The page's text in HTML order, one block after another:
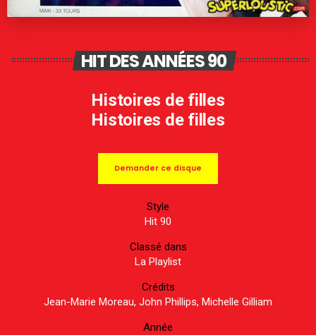
HIT DES ANNÉES 90
Histoires de filles
Histoires de filles
Demander ce disque
Style
Hit 90
Classé dans
La Playlist
Crédits
Jean-Marie Moreau, John Phillips, Michelle Gilliam
Année